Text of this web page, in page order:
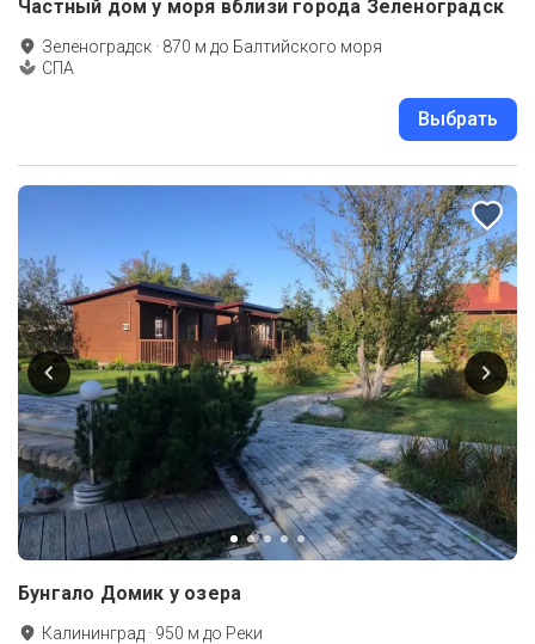
Частный дом у моря вблизи города Зеленоградск
Зеленоградск · 870 м до Балтийского моря
СПА
Выбрать
Бунгало Домик у озера
Калининград · 950 м до Реки